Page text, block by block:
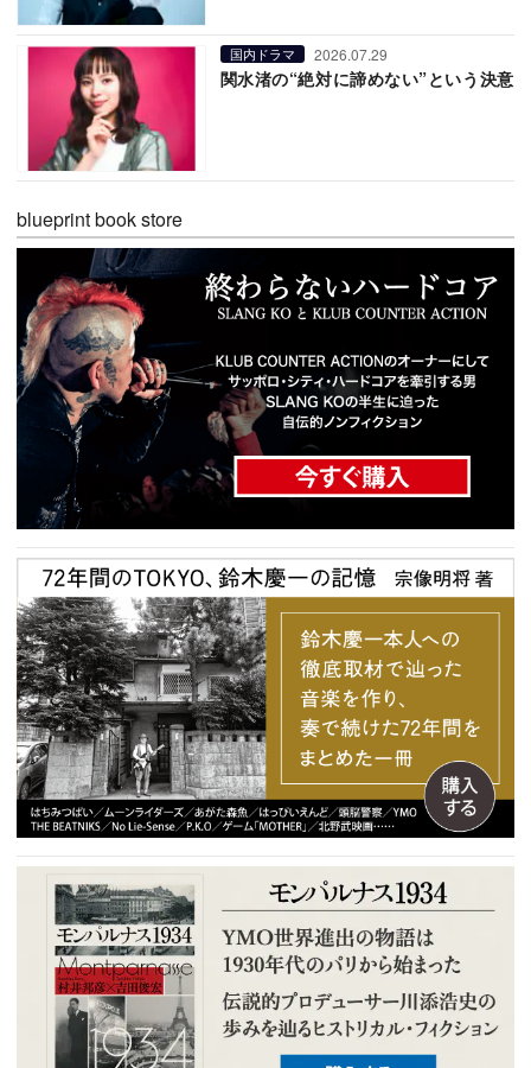
国内ドラマ 2026.07.29
関水渚の“絶対に諦めない”という決意
blueprint book store